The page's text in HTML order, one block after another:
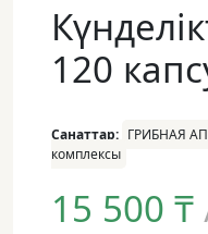
120
Санаттар: ГРИБНАЯ
комплексы
15 500 ₸